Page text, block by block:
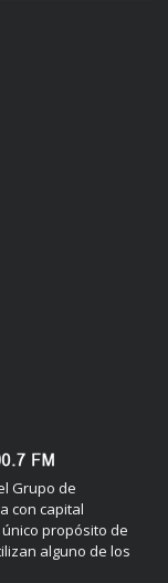
Grupo de
con capital
propósito de
alguno de los